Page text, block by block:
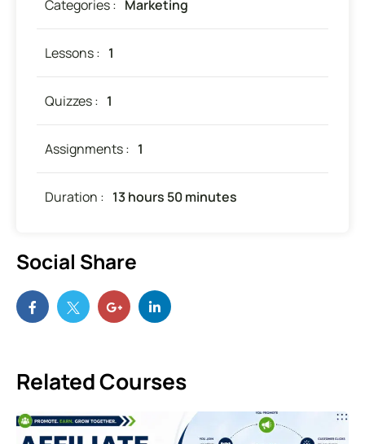
Categories : Marketing
Lessons : 1
Quizzes : 1
Assignments : 1
Duration : 13 hours 50 minutes
Social Share
Related Courses